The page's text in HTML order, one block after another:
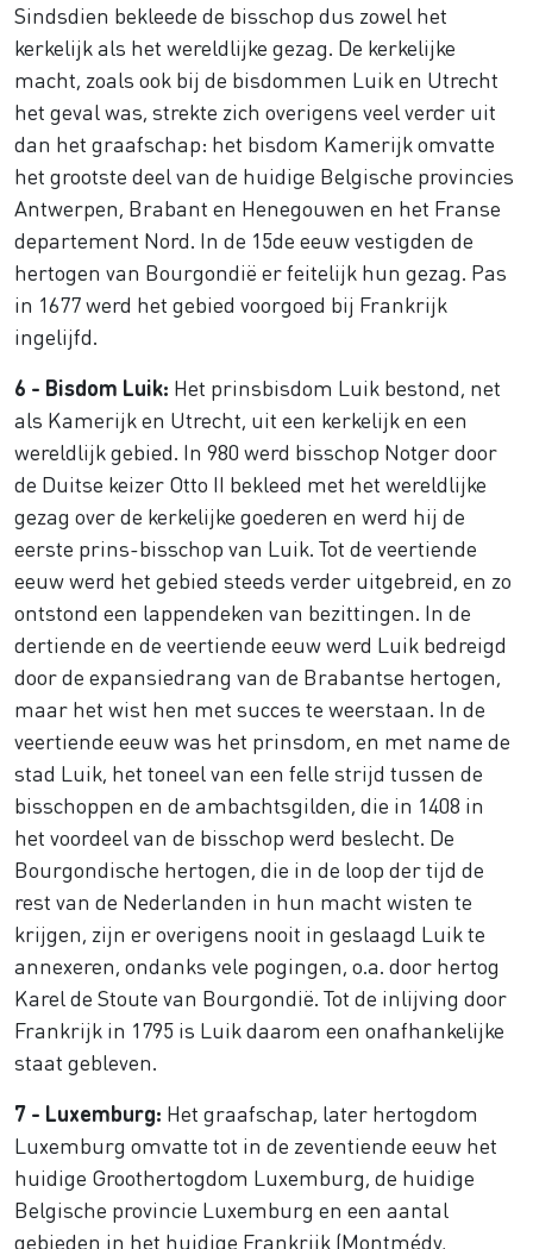
Sindsdien bekleede de bisschop dus zowel het
kerkelijk als het wereldlijke gezag. De kerkelijke
macht, zoals ook bij de bisdommen Luik en Utrecht
het geval was, strekte zich overigens veel verder uit
dan het graafschap: het bisdom Kamerijk omvatte
het grootste deel van de huidige Belgische provincies
Antwerpen, Brabant en Henegouwen en het Franse
departement Nord. In de 15de eeuw vestigden de
hertogen van Bourgondië er feitelijk hun gezag. Pas
in 1677 werd het gebied voorgoed bij Frankrijk
ingelijfd.
6 - Bisdom Luik: Het prinsbisdom Luik bestond, net
als Kamerijk en Utrecht, uit een kerkelijk en een
wereldlijk gebied. In 980 werd bisschop Notger door
de Duitse keizer Otto II bekleed met het wereldlijke
gezag over de kerkelijke goederen en werd hij de
eerste prins-bisschop van Luik. Tot de veertiende
eeuw werd het gebied steeds verder uitgebreid, en zo
ontstond een lappendeken van bezittingen. In de
dertiende en de veertiende eeuw werd Luik bedreigd
door de expansiedrang van de Brabantse hertogen,
maar het wist hen met succes te weerstaan. In de
veertiende eeuw was het prinsdom, en met name de
stad Luik, het toneel van een felle strijd tussen de
bisschoppen en de ambachtsgilden, die in 1408 in
het voordeel van de bisschop werd beslecht. De
Bourgondische hertogen, die in de loop der tijd de
rest van de Nederlanden in hun macht wisten te
krijgen, zijn er overigens nooit in geslaagd Luik te
annexeren, ondanks vele pogingen, o.a. door hertog
Karel de Stoute van Bourgondië. Tot de inlijving door
Frankrijk in 1795 is Luik daarom een onafhankelijke
staat gebleven.
7 - Luxemburg: Het graafschap, later hertogdom
Luxemburg omvatte tot in de zeventiende eeuw het
huidige Groothertogdom Luxemburg, de huidige
Belgische provincie Luxemburg en een aantal
gebieden in het huidige Frankrijk (Montmédy,